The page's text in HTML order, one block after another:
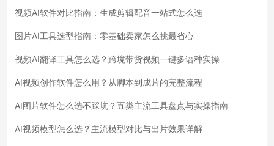
视频AI软件对比指南：生成剪辑配音一站式怎么选
图片AI工具选型指南：零基础卖家怎么挑最省心
视频AI翻译工具怎么选？跨境带货视频一键多语种实操
AI视频创作软件怎么用？从脚本到成片的完整流程
AI图片软件怎么选不踩坑？五类主流工具盘点与实操指南
AI视频模型怎么选？主流模型对比与出片效果详解